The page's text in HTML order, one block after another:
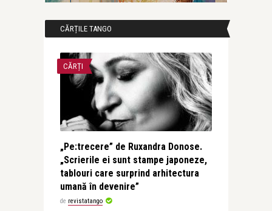
CĂRȚILE TANGO
CĂRȚI
„Pe:trecere” de Ruxandra Donose.
„Scrierile ei sunt stampe japoneze,
tablouri care surprind arhitectura
umană în devenire”
de revistatango